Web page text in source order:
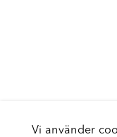
Vi använder